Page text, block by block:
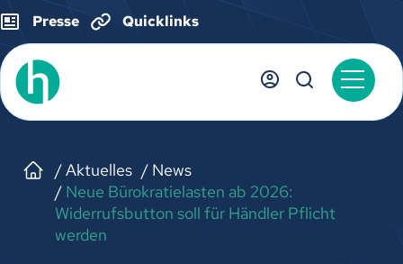
Presse Quicklinks
Aktuelles
News
Neue Bürokratielasten ab 2026:
Widerrufsbutton soll für Händler Pflicht
werden